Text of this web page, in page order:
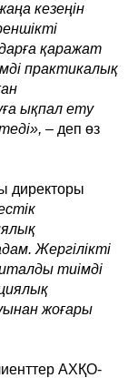
кезеңін
қаражат
практикалық
ықпал ету
– деп өз
директоры
Жергілікті
тиімді
жоғары
АХҚО-